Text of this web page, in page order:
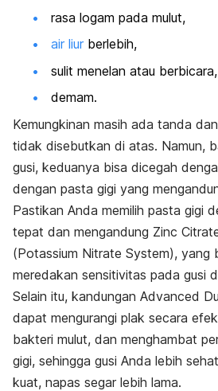
rasa logam pada mulut,
air liur berlebih,
sulit menelan atau
demam.
Kemungkinan masih ada tanda
tidak disebutkan di atas. Namun,
gusi, keduanya bisa dicegah
dengan pasta gigi yang
Pastikan Anda memilih pasta gigi
tepat dan mengandung Zinc
(Potassium Nitrate System), yang
meredakan sensitivitas pada gusi
Selain itu, kandungan Advanced
dapat mengurangi plak secara
bakteri mulut, dan menghambat
gigi, sehingga gusi Anda lebih
kuat, napas segar lebih lama.